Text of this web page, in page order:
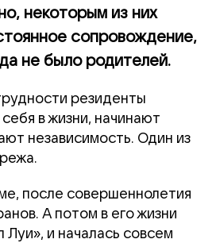
некоторым из них
сопровождение,
не было родителей.
резиденты
в жизни, начинают
независимость. Один из
после совершеннолетия
А потом в его жизни
Луи», и началась совсем